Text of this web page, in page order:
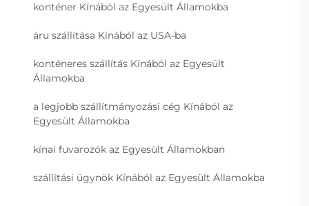
konténer Kínából az Egyesült Államokba
áru szállítása Kínából az USA-ba
konténeres szállítás Kínából az Egyesült
Államokba
a legjobb szállítmányozási cég Kínából az
Egyesült Államokba
kínai fuvarozók az Egyesült Államokban
szállítási ügynök Kínából az Egyesült Államokba